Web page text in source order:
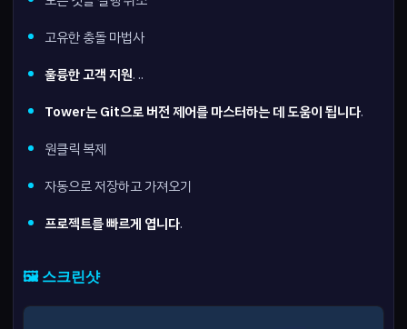
고유한 충돌 마법사
훌륭한 고객 지원. ..
Tower는 Git으로 버전 제어를 마스터하는 데 도움이 됩니다.
원클릭 복제
자동으로 저장하고 가져오기
프로젝트를 빠르게 엽니다.
🖼️ 스크린샷